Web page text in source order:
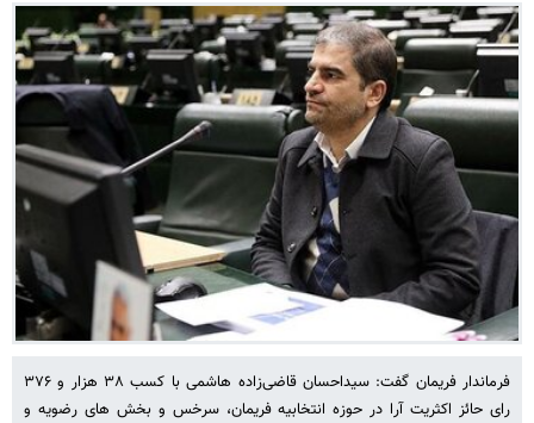
فرماندار فریمان گفت: سیداحسان قاضی‌زاده هاشمی با کسب ۳۸ هزار و ۳۷۶
رای حائز اکثریت آرا در حوزه انتخابیه فریمان، سرخس و بخش های رضویه و